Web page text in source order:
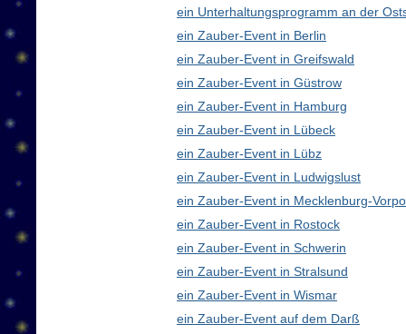
ein Unterhaltungsprogramm an der
ein Zauber-Event in Berlin
ein Zauber-Event in Greifswald
ein Zauber-Event in Güstrow
ein Zauber-Event in Hamburg
ein Zauber-Event in Lübeck
ein Zauber-Event in Lübz
ein Zauber-Event in Ludwigslust
ein Zauber-Event in Mecklenburg-
ein Zauber-Event in Rostock
ein Zauber-Event in Schwerin
ein Zauber-Event in Stralsund
ein Zauber-Event in Wismar
ein Zauber-Event auf dem Darß